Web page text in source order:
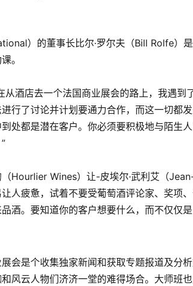
）的董事长比尔·罗尔夫（Bill Rolfe）
。
从酒店去一个法国商业展会的路上，我遇到
行了讨论并计划要通力合作，而这一切都
处都是潜在客户。你必须要积极地与陌生
Hourlier Wines）让-皮埃尔·武利艾（
人疲惫，试着不要受葡萄酒评论家、奖项
酒。要知道你的客户想要什么，而不仅仅
会是个收集独家新闻和获取专题报道及分
风云人物们济济一堂的难得场合。大师班也